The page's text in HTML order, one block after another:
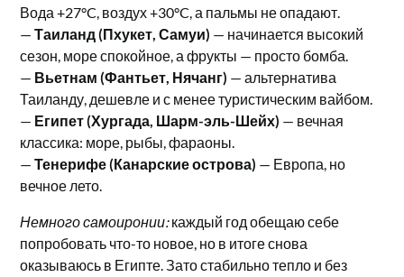
Вода +27°C, воздух +30°C, а пальмы не опадают.
—Таиланд (Пхукет, Самуи) — начинается высокий
сезон, море спокойное, а фрукты — просто бомба.
— Вьетнам (Фантьет, Нячанг) — альтернатива
Таиланду, дешевле и с менее туристическим вайбом.
— Египет (Хургада, Шарм-эль-Шейх) — вечная
классика: море, рыбы, фараоны.
—Тенерифе (Канарские острова) — Европа, но
вечное лето.
Немного самоиронии:каждый год обещаю себе
попробовать что-то новое, но в итоге снова
оказываюсь в Египте. Зато стабильно тепло и без